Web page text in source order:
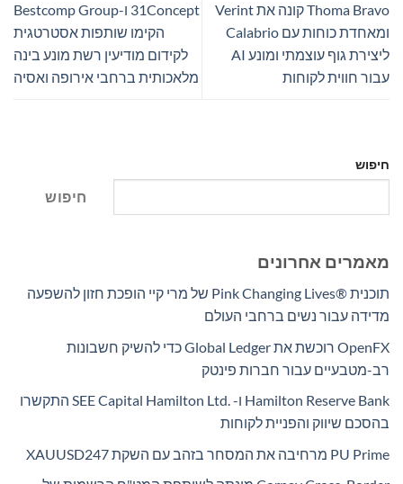
Thoma Bravo קונה את Verint
ומאחדת כוחות עם Calabrio
ליצירת גוף עוצמתי ומונע AI
עבור חווית לקוחות
31Concept ו-Bestcomp Group
הקימו שותפות אסטרטגית
לקידום מודיעין רשת מונע בינה
מלאכותית ברחבי אירופה ואסיה
חיפוש
חיפוש
מאמרים אחרונים
תוכנית Pink Changing Lives®‎ של מרי קיי הופכת חזון להשפעה
מדידה עבור נשים ברחבי העולם
OpenFX רוכשת את Global Ledger כדי להשיק חשבונות
רב-מטבעיים עבור חברות פינטק
Hamilton Reserve Bank ו- SEE Capital Hamilton Ltd.‎ התקשרו
בהסכם שיווק והפניית לקוחות
PU Prime מרחיבה את המסחר בזהב עם השקת XAUUSD247